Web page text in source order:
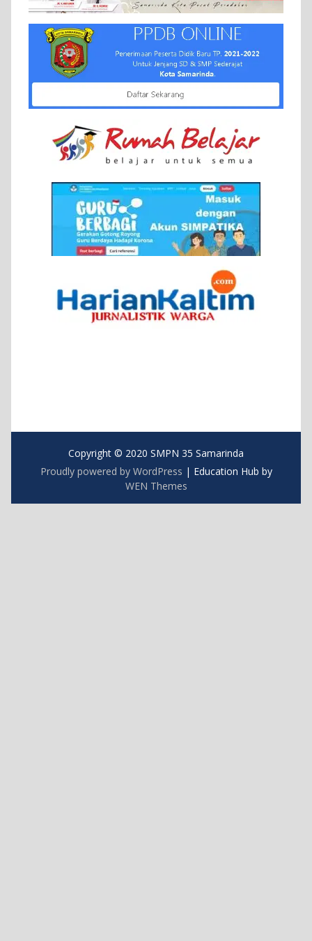
Copyright © 2020 SMPN 35 Samarinda
Proudly powered by WordPress | Education Hub by
WEN Themes